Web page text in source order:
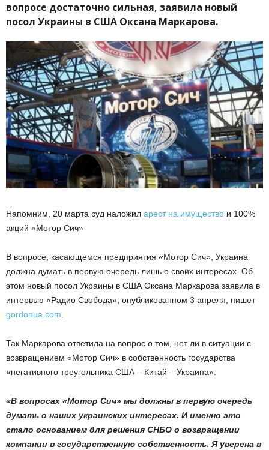
вопросе достаточно сильная, заявила новый
посол Украины в США Оксана Маркарова.
Напомним, 20 марта суд наложил арест на имущество и 100%
акций «Мотор Сич»
В вопросе, касающемся предприятия «Мотор Сич», Украина
должна думать в первую очередь лишь о своих интересах. Об
этом новый посол Украины в США Оксана Маркарова заявила в
интервью «Радио Свобода», опубликованном 3 апреля, пишет
gordonua.com.
Так Маркарова ответила на вопрос о том, нет ли в ситуации с
возвращением «Мотор Сич» в собственность государства
«негативного треугольника США – Китай – Украина».
«В вопросах «Мотор Сич» мы должны в первую очередь
думать о наших украинских интересах. И именно это
стало основанием для решения СНБО о возвращении
компании в государственную собственность. Я уверена в